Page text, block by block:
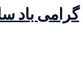
گرامی باد